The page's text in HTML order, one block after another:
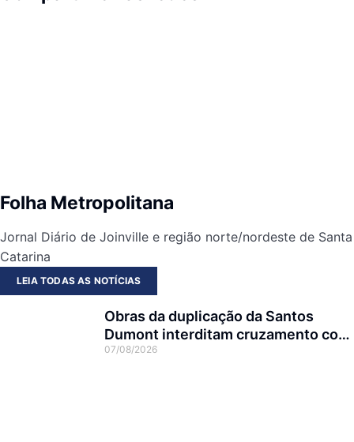
Folha Metropolitana
Jornal Diário de Joinville e região norte/nordeste de Santa
Catarina
LEIA TODAS AS NOTÍCIAS
Obras da duplicação da Santos
Dumont interditam cruzamento com
a rua Otto Nass
07/08/2026